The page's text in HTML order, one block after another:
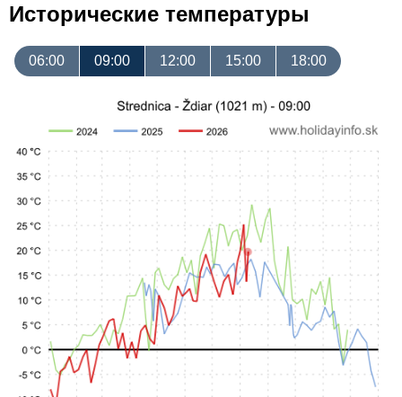
Исторические температуры
06:00 09:00 12:00 15:00 18:00